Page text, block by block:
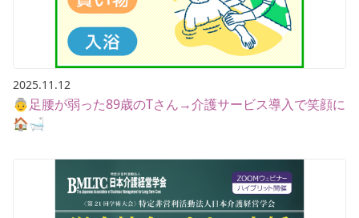
2025.11.12
👵足腰が弱った89歳のTさん→介護サービス導入で笑顔に
🏠🛁